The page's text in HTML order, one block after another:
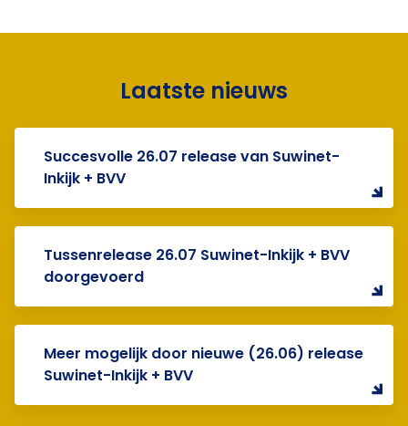
Laatste nieuws
Succesvolle 26.07 release van Suwinet-
Inkijk + BVV
Tussenrelease 26.07 Suwinet-Inkijk + BVV
doorgevoerd
Meer mogelijk door nieuwe (26.06) release
Suwinet-Inkijk + BVV